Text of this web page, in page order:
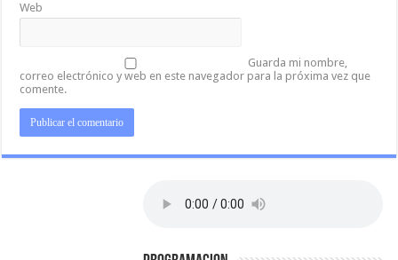
Web
Guarda mi nombre,
correo electrónico y web en este navegador para la próxima vez que
comente.